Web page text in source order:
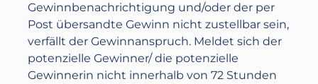
Gewinnbenachrichtigung und/oder der per
Post übersandte Gewinn nicht zustellbar sein,
verfällt der Gewinnanspruch. Meldet sich der
potenzielle Gewinner/ die potenzielle
Gewinnerin nicht innerhalb von 72 Stunden